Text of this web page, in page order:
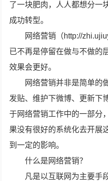
了一块肥肉，人人都想分一
成功转型。
网络营销（http://
已不再是停留在做与不做的
效果会更好。
网络营销并非是简单的
发贴、维护下微博、更新
于网络营销工作中的一部分
果没有很好的系统化去开展
到一定的影响。
什么是网络营销？
凡是以互联网为主要手